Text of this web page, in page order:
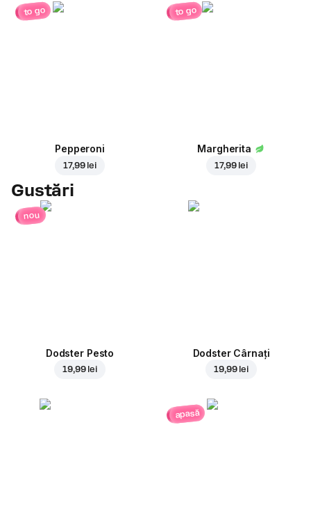
to go
Pepperoni
17,99 lei
to go
Margherita
17,99 lei
Gustări
nou
Dodster Pesto
19,99 lei
Dodster Cârnați
19,99 lei
apasă